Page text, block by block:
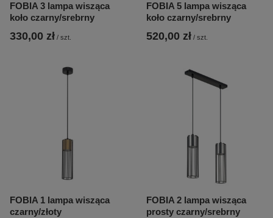
FOBIA 3 lampa wisząca
koło czarny/srebrny
330,00 zł / szt.
FOBIA 5 lampa wisząca
koło czarny/srebrny
520,00 zł / szt.
FOBIA 1 lampa wisząca
czarny/złoty
FOBIA 2 lampa wisząca
prosty czarny/srebrny